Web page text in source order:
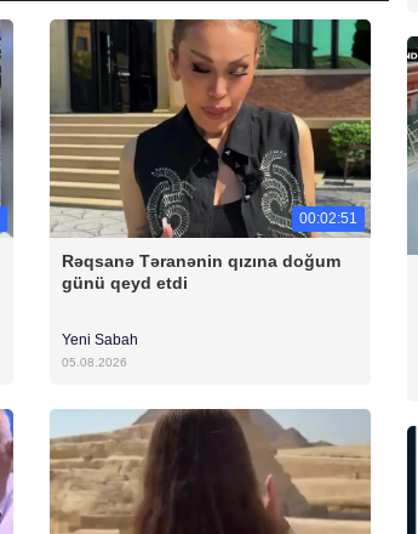
00:02:51
Rəqsanə Təranənin qızına doğum
günü qeyd etdi
Yeni Sabah
05.08.2026